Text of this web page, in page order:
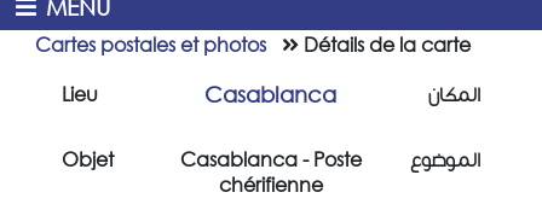
MENU
Cartes postales et photos
Détails de la carte
Lieu
Casablanca المكان
Objet
Casablanca - Poste
chérifienne
الموضوع